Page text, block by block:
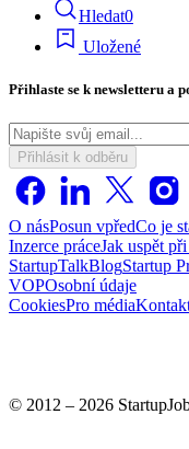
Hledat0
Uložené
Přihlaste se k newsletteru a
Přihlásit k odběru
O násPosun vpředCo je
Inzerce práceJak uspět
StartupTalkBlogStartup
VOPOsobní údaje
CookiesPro média
© 2012 – 2026